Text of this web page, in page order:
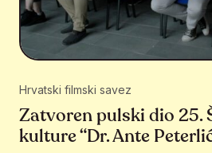
Hrvatski filmski savez
Zatvoren pulski dio 25.
kulture “Dr. Ante